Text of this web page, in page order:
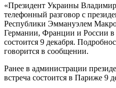
«Президент Украины
телефонный разговор с
Республики Эммануэлем
Германии, Франции и России в
состоится 9 декабря.
говорится в сообщении.
Ранее в администрации
встреча состоится в Париже 9